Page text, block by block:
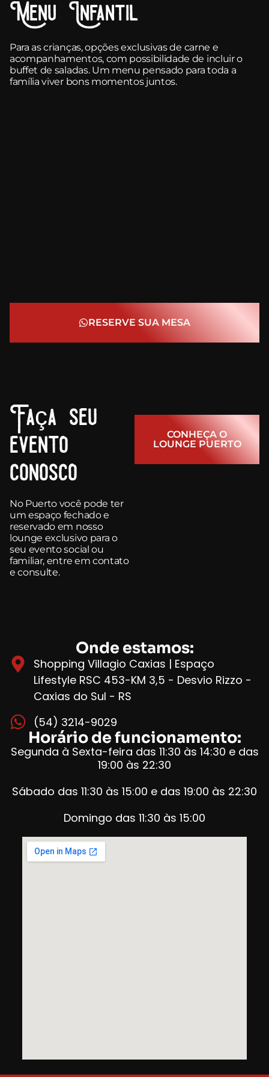
Menu Infantil
Para as crianças, opções exclusivas de carne e
acompanhamentos, com possibilidade de incluir o
buffet de saladas. Um menu pensado para toda a
família viver bons momentos juntos.
RESERVE SUA MESA
CONHEÇA O
LOUNGE PUERTO
Faça seu
evento
conosco
No Puerto você pode ter
um espaço fechado e
reservado em nosso
lounge exclusivo para o
seu evento social ou
familiar, entre em contato
e consulte.
Onde estamos:
Shopping Villagio Caxias | Espaço
Lifestyle RSC 453-KM 3,5 - Desvio Rizzo -
Caxias do Sul - RS
(54) 3214-9029
Horário de funcionamento:
Segunda à Sexta-feira das 11:30 às 14:30 e das
19:00 às 22:30
Sábado das 11:30 às 15:00 e das 19:00 às 22:30
Domingo das 11:30 às 15:00